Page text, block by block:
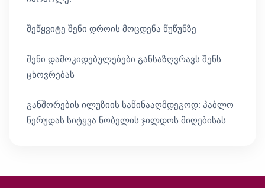
შეწყვიტე შენი დროის მოცდენა წუწუნზე
შენი დამოკიდებულებები განსაზღვრავს შენს
ცხოვრებას
განშორების ილუზიის საწინააღმდეგოდ: პაბლო
ნერუდას სიტყვა ნობელის ჯილდოს მიღებისას